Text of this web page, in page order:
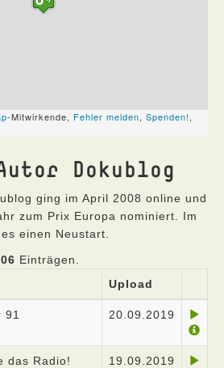
Dokublog
ging im April 2008 online und
zum Prix Europa nominiert. Im
einen Neustart.
Einträgen.
Upload
91 20.09.2019
das Radio! 19.09.2019